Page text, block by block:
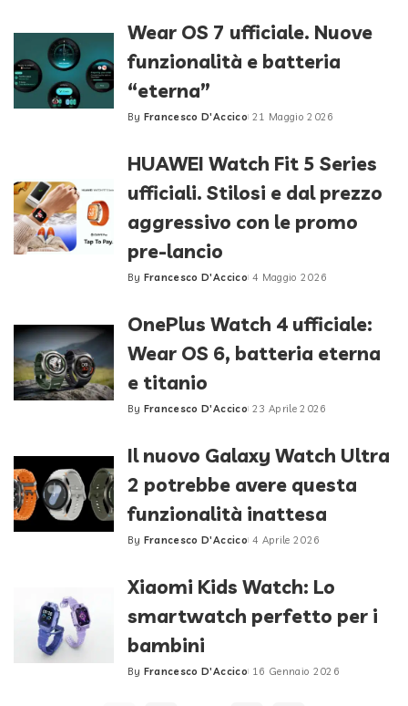
Wear OS 7 ufficiale. Nuove
funzionalità e batteria
“eterna”
Posted
By Francesco D'Accico 21 Maggio 2026
HUAWEI Watch Fit 5 Series
ufficiali. Stilosi e dal prezzo
aggressivo con le promo
pre-lancio
Posted
By Francesco D'Accico 4 Maggio 2026
OnePlus Watch 4 ufficiale:
Wear OS 6, batteria eterna
e titanio
Posted
By Francesco D'Accico 23 Aprile 2026
Il nuovo Galaxy Watch Ultra
2 potrebbe avere questa
funzionalità inattesa
Posted
By Francesco D'Accico 4 Aprile 2026
Xiaomi Kids Watch: Lo
smartwatch perfetto per i
bambini
Posted
By Francesco D'Accico 16 Gennaio 2026